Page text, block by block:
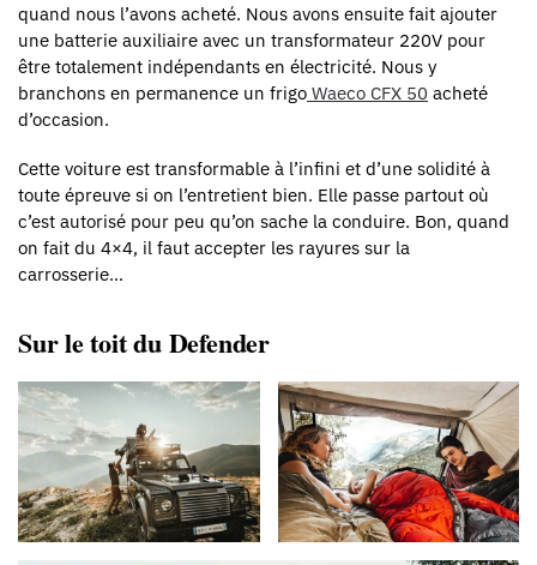
quand nous l’avons acheté. Nous avons ensuite fait ajouter
une batterie auxiliaire avec un transformateur 220V pour
être totalement indépendants en électricité. Nous y
branchons en permanence un frigo Waeco CFX 50 acheté
d’occasion.
Cette voiture est transformable à l’infini et d’une solidité à
toute épreuve si on l’entretient bien. Elle passe partout où
c’est autorisé pour peu qu’on sache la conduire. Bon, quand
on fait du 4×4, il faut accepter les rayures sur la
carrosserie…
Sur le toit du Defender